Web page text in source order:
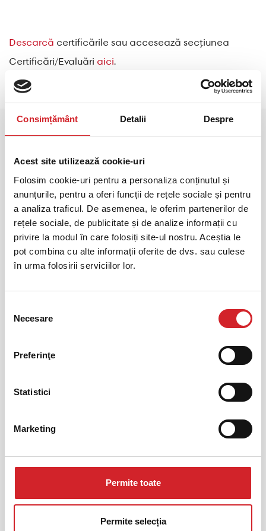
Consimțământ Detalii Despre
Acest site utilizează cookie-uri
Folosim cookie-uri pentru a personaliza conținutul și
anunțurile, pentru a oferi funcții de rețele sociale și pentru
a analiza traficul. De asemenea, le oferim partenerilor de
rețele sociale, de publicitate și de analize informații cu
privire la modul în care folosiți site-ul nostru. Aceștia le
pot combina cu alte informații oferite de dvs. sau culese
în urma folosirii serviciilor lor.
consimțământului
Necesare
Preferinţe
Statistici
Marketing
Permite toate
Permite selecția
Descarcă certificările sau accesează secțiunea
Certificări/Evaluări aici.
Relații Clienți
Str. Atomistilor 17-23, Magurele, 077125, Ilfov,
Romania
customercare-romania@druckfarbengroup.com
+40 214 057100
GĂSIȚI UN MAGAZIN PARTENER
Profesionişti